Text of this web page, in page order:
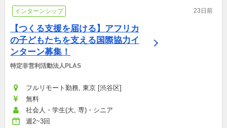
インターンシップ 23日前
【つくる支援を届ける】アフリカ
の子どもたちを支える国際協力イ
ンターン募集！
特定非営利活動法人PLAS
フルリモート勤務, 東京 [渋谷区]
無料
社会人・学生(大, 専)・シニア
週2~3回